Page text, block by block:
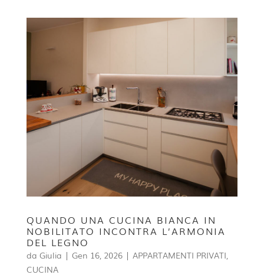
QUANDO UNA CUCINA BIANCA IN
NOBILITATO INCONTRA L’ARMONIA
DEL LEGNO
da Giulia | Gen 16, 2026| APPARTAMENTI PRIVATI
CUCINA